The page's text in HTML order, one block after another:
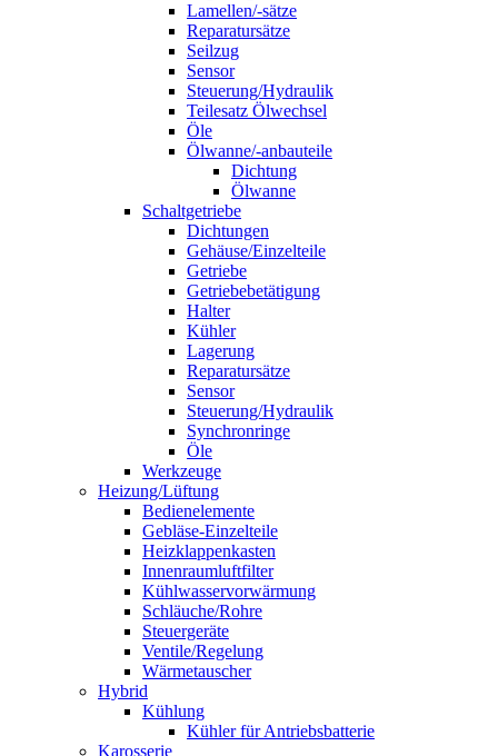
Lamellen/-sätze
Reparatursätze
Seilzug
Sensor
Steuerung/Hydraulik
Teilesatz Ölwechsel
Öle
Ölwanne/-anbauteile
Dichtung
Ölwanne
Schaltgetriebe
Dichtungen
Gehäuse/Einzelteile
Getriebe
Getriebebetätigung
Halter
Kühler
Lagerung
Reparatursätze
Sensor
Steuerung/Hydraulik
Synchronringe
Öle
Werkzeuge
Heizung/Lüftung
Bedienelemente
Gebläse-Einzelteile
Heizklappenkasten
Innenraumluftfilter
Kühlwasservorwärmung
Schläuche/Rohre
Steuergeräte
Ventile/Regelung
Wärmetauscher
Hybrid
Kühlung
Kühler für Antriebsbatterie
Karosserie